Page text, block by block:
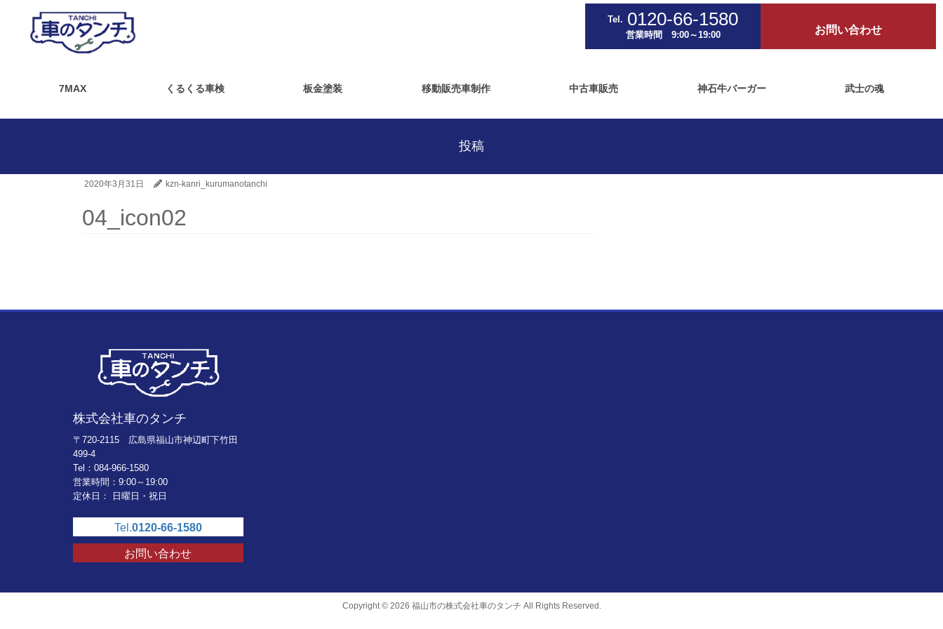
Tel. 0120-66-1580
営業時間 9:00～19:00 お問い合わせ
7MAX くるくる車検 板金塗装 移動販売車制作 中古車販売 神石牛バーガー 武士の魂
投稿
2020年3月31日 kzn-kanri_kurumanotanchi
04_icon02
株式会社車のタンチ
〒720-2115 広島県福山市神辺町下竹田
499-4
Tel：084-966-1580
営業時間：9:00～19:00
定休日： 日曜日・祝日
Tel.0120-66-1580
お問い合わせ
Copyright © 2026 福山市の株式会社車のタンチ All Rights Reserved.